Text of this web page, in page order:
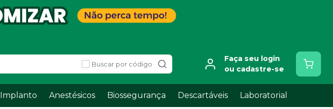
Buscar por código
Faça seu login
ou cadastre-se
Implanto Anestésicos Biossegurança Descartáveis Laboratorial